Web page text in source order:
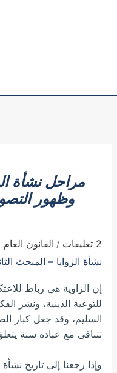
مراحل نشأة
وظهور
2 تعليقات / القانون العام
نشأة الزوايا – المبحث
إن الزاوية هي رباط
للتوعية الدينية، ونشر
السليم، وقد جعل كبار
تتنافى مع عبادة سنة
وإذا رجعنا إلى تاريخ